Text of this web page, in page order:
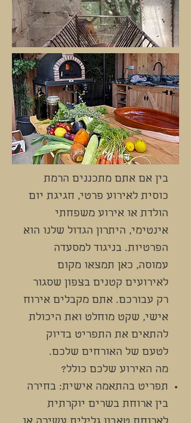
בין אם אתם מתכננים הרמת
כוסית לאירוע פרטי, חגיגת יום
הולדת או אירוע משפחתי
אינטימי, היתרון הגדול שלנו הוא
הפרטיות. בניגוד למסעדה
עמוסה, כאן תמצאו מקום
לאירועים קטנים בצפון שסגור
רק עבורכם. אתם מקבלים אירוח
אישי, שקט מוחלט ואת היכולת
להתאים את התפריט בדיוק
לטעם של האורחים שלכם.
מה האירוע שלכם כולל?
תפריט בהתאמה אישית: בחירה
בין ארוחת בשרים יוקרתית